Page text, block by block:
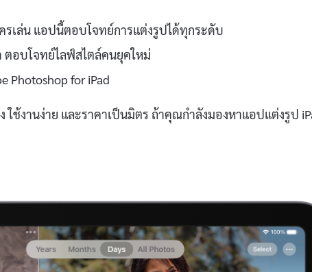
เล่น แอปนี้ตอบโจทย์การแต่งรูปได้ทุกระดับ
ตอบโจทย์ไลฟ์สไตล์คนยุคใหม่
Photoshop for iPad
ใช้งานง่าย และราคาเป็นมิตร ถ้าคุณกำลังมองหาแอปแต่งรูป